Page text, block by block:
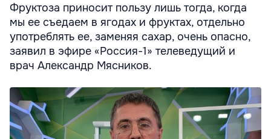
Фруктоза приносит пользу лишь тогда, когда
мы ее съедаем в ягодах и фруктах, отдельно
употреблять ее, заменяя сахар, очень опасно,
заявил в эфире «Россия-1» телеведущий и
врач Александр Мясников.